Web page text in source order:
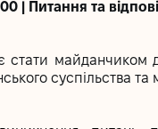
| Питання та
стати майданчиком
суспільства